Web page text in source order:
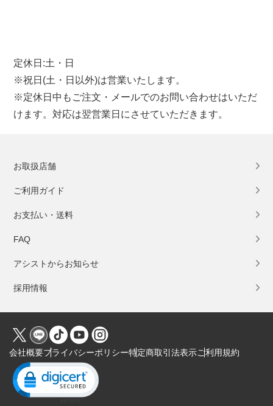
定休日:土・日
※祝日(土・日以外)は営業いたします。
※定休日中もご注文・メールでのお問い合わせはいただ
けます。対応は翌営業日にさせていただきます。
お取扱店舗
ご利用ガイド
お支払い・送料
FAQ
アシストからお知らせ
採用情報
会社概要プライバシーポリシー特定商取引法表示ご利用規約
Click to open certificate verification popup